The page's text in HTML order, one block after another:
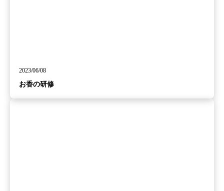
2023/06/08
お香の研修